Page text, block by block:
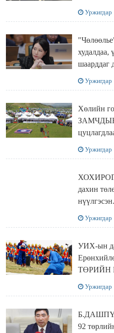
Уржигдар
худалдаа,
шаарддаг
Уржигдар
Хөлийн
Уржигдар
дахин
Уржигдар
УИХ-ын
ТӨРИЙН
Уржигдар
92